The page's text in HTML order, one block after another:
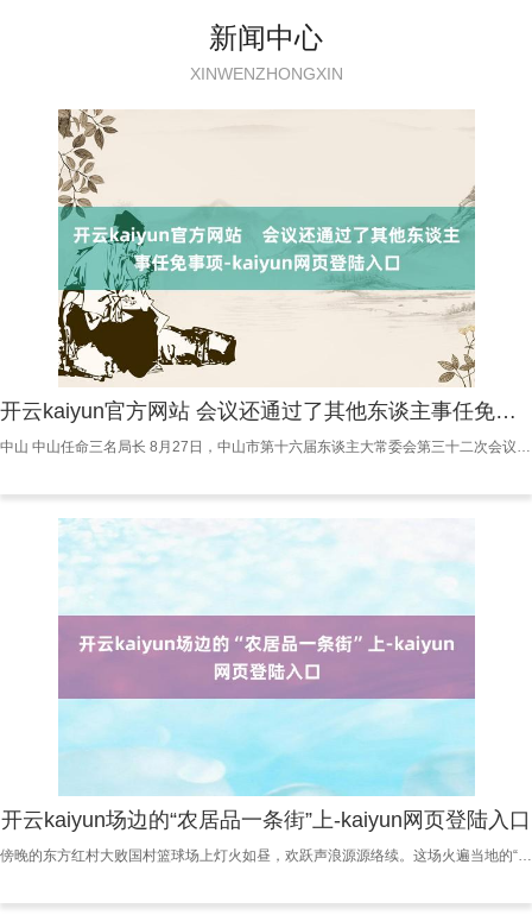
新闻中心
XINWENZHONGXIN
开云kaiyun官方网站 会议还通过了其他东谈主事任免事项-kaiyun网页登陆入口
开云kaiyun场边的“农居品一条街”上-kaiyun网页登陆入口